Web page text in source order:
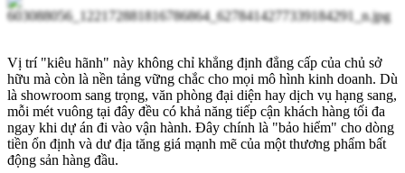
Vị trí "kiêu hãnh" này không chỉ khẳng định đẳng cấp của chủ sở
hữu mà còn là nền tảng vững chắc cho mọi mô hình kinh doanh. Dù
là showroom sang trọng, văn phòng đại diện hay dịch vụ hạng sang,
mỗi mét vuông tại đây đều có khả năng tiếp cận khách hàng tối đa
ngay khi dự án đi vào vận hành. Đây chính là "bảo hiểm" cho dòng
tiền ổn định và dư địa tăng giá mạnh mẽ của một thương phẩm bất
động sản hàng đầu.